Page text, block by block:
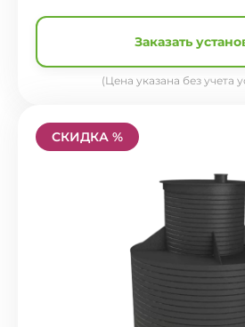
Заказать
(Цена указана без учета
СКИДКА %